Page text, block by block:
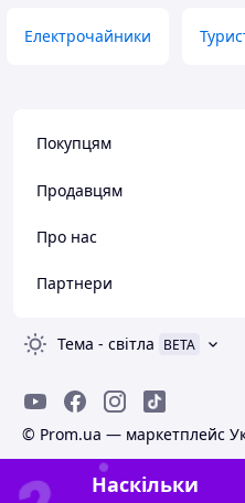
Електрочайники
Покупцям
Продавцям
Про нас
Партнери
Тема - світла BETA
© Prom.ua — маркетплейс
Наскільки